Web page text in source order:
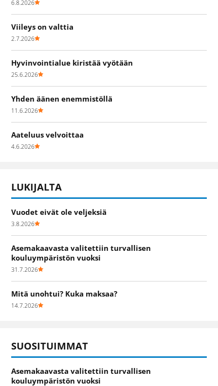
6.8.2026
Viileys on valttia
2.7.2026
Hyvinvointialue kiristää vyötään
25.6.2026
Yhden äänen enemmistöllä
11.6.2026
Aateluus velvoittaa
4.6.2026
LUKIJALTA
Vuodet eivät ole veljeksiä
3.8.2026
Asemakaavasta valitettiin turvallisen
kouluympäristön vuoksi
31.7.2026
Mitä unohtui? Kuka maksaa?
14.7.2026
SUOSITUIMMAT
Asemakaavasta valitettiin turvallisen
kouluympäristön vuoksi